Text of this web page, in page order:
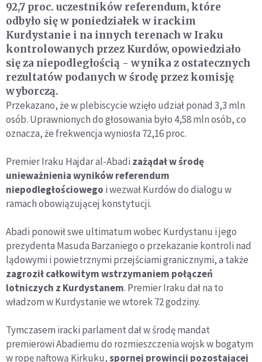
92,7 proc. uczestników referendum, które
odbyło się w poniedziałek w irackim
Kurdystanie i na innych terenach w Iraku
kontrolowanych przez Kurdów, opowiedziało
się za niepodległością - wynika z ostatecznych
rezultatów podanych w środę przez komisję
wyborczą.
Przekazano, że w plebiscycie wzięło udział ponad 3,3 mln
osób. Uprawnionych do głosowania było 4,58 mln osób, co
oznacza, że frekwencja wyniosła 72,16 proc.
Premier Iraku Hajdar al-Abadi zażądał w środę
unieważnienia wyników referendum
niepodległościowego i wezwał Kurdów do dialogu w
ramach obowiązującej konstytucji.
Abadi ponowił swe ultimatum wobec Kurdystanu i jego
prezydenta Masuda Barzaniego o przekazanie kontroli nad
lądowymi i powietrznymi przejściami granicznymi, a także
zagroził całkowitym wstrzymaniem połączeń
lotniczych z Kurdystanem. Premier Iraku dał na to
władzom w Kurdystanie we wtorek 72 godziny.
Tymczasem iracki parlament dał w środę mandat
premierowi Abadiemu do rozmieszczenia wojsk w bogatym
w ropę naftową Kirkuku,spornej prowincji pozostającej